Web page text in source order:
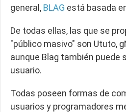
general, BLAG está basada
De todas ellas, las que se
"público masivo" son Ututo,
aunque Blag también puede
usuario.
Todas poseen formas de
usuarios y programadores